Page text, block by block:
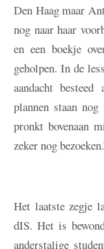
Den Haag maar
nog naar haar
en een boekje
geholpen. In de
aandacht besteed
plannen staan
pronkt bovenaan
zeker nog
Het laatste zegje
dIS. Het is
anderstalige